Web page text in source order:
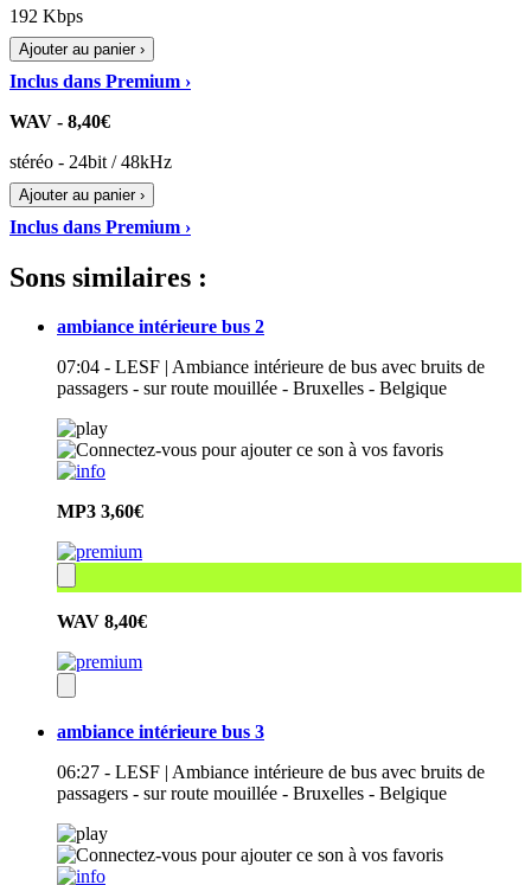
192 Kbps
Ajouter au panier ›
Inclus dans Premium ›
WAV - 8,40€
stéréo - 24bit / 48kHz
Ajouter au panier ›
Inclus dans Premium ›
Sons similaires :
ambiance intérieure bus 2
07:04 - LESF | Ambiance intérieure de bus avec bruits de
passagers - sur route mouillée - Bruxelles - Belgique
MP3 3,60€
WAV 8,40€
ambiance intérieure bus 3
06:27 - LESF | Ambiance intérieure de bus avec bruits de
passagers - sur route mouillée - Bruxelles - Belgique